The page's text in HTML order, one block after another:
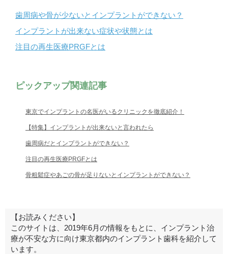
歯周病や骨が少ないとインプラントができない？
インプラントが出来ない症状や状態とは
注目の再生医療PRGFとは
ピックアップ関連記事
東京でインプラントの名医がいるクリニックを徹底紹介！
【特集】インプラントが出来ないと言われたら
歯周病だとインプラントができない？
注目の再生医療PRGFとは
骨粗鬆症やあごの骨が足りないとインプラントができない？
【お読みください】
このサイトは、2019年6月の情報をもとに、インプラント治
療が不安な方に向け東京都内のインプラント歯科を紹介して
います。